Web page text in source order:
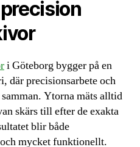
i Göteborg bygger på en
där precisionsarbete och
Ytorna mäts alltid
skärs till efter de exakta
blir både
mycket funktionellt.